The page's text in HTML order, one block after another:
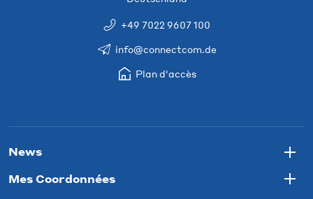
+49 7022 9607 100
info@connectcom.de
Plan d'accès
News
Mes Coordonnées